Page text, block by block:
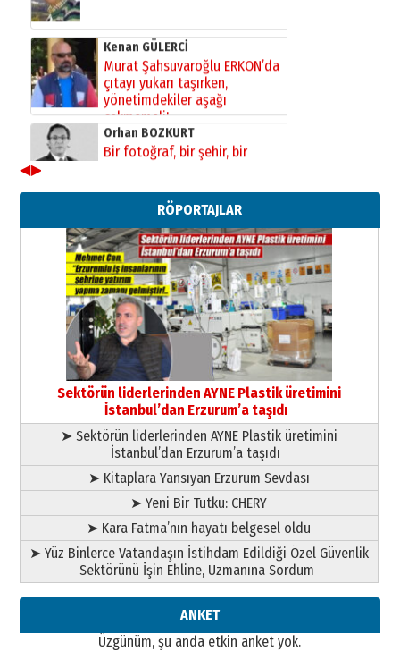
17 Şubat 2026 Salı
Bir fotoğraf, bir şehir, bir
gazeteci… Dizginler kimin
elinde?
31 Mart 2026 Salı
A. Berhan Yılmaz
BİR BÖLÜM DEĞİL, BİR ÖMÜR
SEÇİYORSUNUZ… “NEDEN
ATATÜRK ÜNİVERSİTESİ?”
28 Temmuz 2026 Salı
Ahmed Yesevi’den bir Alperen…
”Reisimiz” idi… Hakka yürüdü.!
26 Mart 2026 Perşembe
Cem Bakırcı
Ardında bıraktığı hatıralarıyla
gönül adamı Faruk Terzioğlu!
13 Mayıs 2026 Çarşamba
Esat BİNDESEN
Başkan Sekmen’den Erzurum’a
bir vizyon proje daha!
02 Ağustos 2026 Pazar
◀▶
RÖPORTAJLAR
Sektörün liderlerinden AYNE Plastik üretimini
İstanbul’dan Erzurum’a taşıdı
➤ Sektörün liderlerinden AYNE Plastik üretimini
İstanbul’dan Erzurum’a taşıdı
➤ Kitaplara Yansıyan Erzurum Sevdası
➤ Yeni Bir Tutku: CHERY
➤ Kara Fatma’nın hayatı belgesel oldu
➤ Yüz Binlerce Vatandaşın İstihdam Edildiği Özel Güvenlik
Sektörünü İşin Ehline, Uzmanına Sordum
ANKET
Üzgünüm, şu anda etkin anket yok.